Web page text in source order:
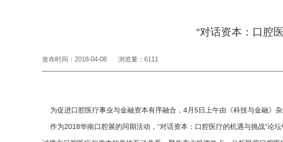
“对话资本：口腔
发布时间：2018-04-08 浏览量：6111
为促进口腔医疗事业与金融资本有序融合，4月5日上午由《科技与金融》
作为2018华南口腔展的同期活动，“对话资本：口腔医疗的机遇与挑战”论